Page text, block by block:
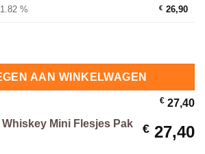
1.82 % € 26,90
Mini Flesjes Pak 12 Stuks
AAN WINKELWAGEN
€ 27,40
Mini Flesjes Pak
€ 27,40